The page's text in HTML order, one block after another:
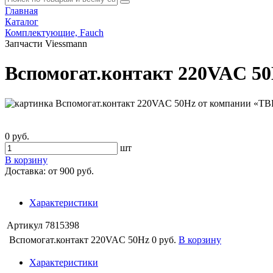
Главная
Каталог
Комплектующие, Fauch
Запчасти Viessmann
Вспомогат.контакт 220VAC
0 руб.
шт
В корзину
Доставка: от 900 руб.
Характеристики
Артикул 7815398
Вспомогат.контакт 220VAC 50Hz 0 руб. В корзину
Характеристики